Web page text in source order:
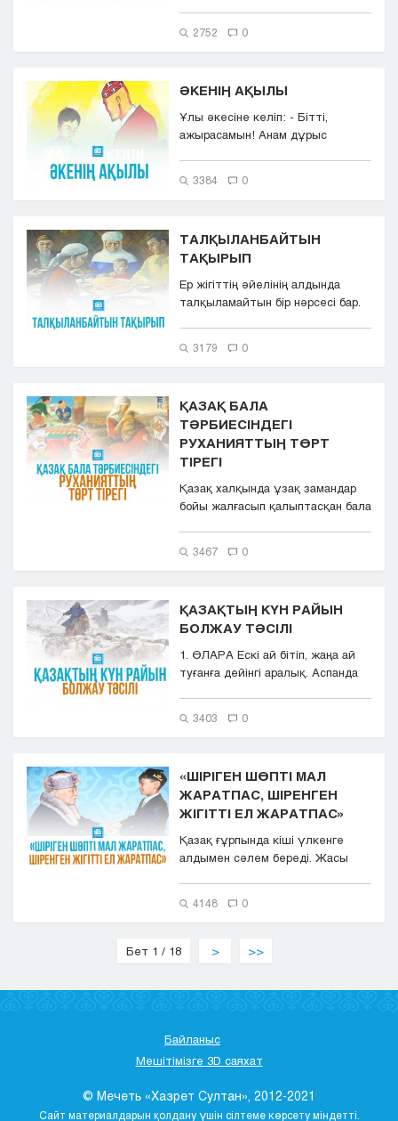
2752 0
ӘКЕНІҢ АҚЫЛЫ
Ұлы әкесіне келіп: - Бітті,
ажырасамын! Анам дұрыс
3384 0
ТАЛҚЫЛАНБАЙТЫН
ТАҚЫРЫП
Ер жігіттің әйелінің алдында
талқыламайтын бір нәрсесі бар.
3179 0
ҚАЗАҚ БАЛА
ТӘРБИЕСІНДЕГІ
РУХАНИЯТТЫҢ ТӨРТ
ТІРЕГІ
Қазақ халқында ұзақ замандар
бойы жалғасып қалыптасқан бала
3467 0
ҚАЗАҚТЫҢ КҮН РАЙЫН
БОЛЖАУ ТӘСІЛІ
1. ӨЛАРА Ескі ай бітіп, жаңа ай
туғанға дейінгі аралық. Аспанда
3403 0
«ШІРІГЕН ШӨПТІ МАЛ
ЖАРАТПАС, ШІРЕНГЕН
ЖІГІТТІ ЕЛ ЖАРАТПАС»
Қазақ ғұрпында кіші үлкенге
алдымен сәлем береді. Жасы
4148 0
Бет 1 / 18 > >>
Байланыс
Мешітімізге 3D саяхат
© Мечеть «Хазрет Султан», 2012-2021
Сайт материалдарын қолдану үшін сілтеме көрсету міндетті.